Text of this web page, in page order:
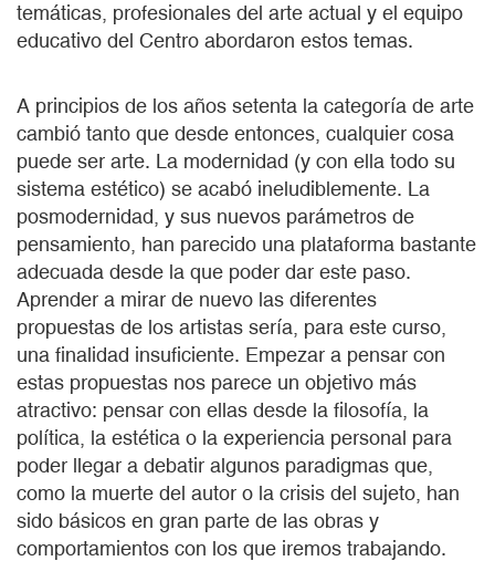
temáticas, profesionales del arte actual y el equipo
educativo del Centro abordaron estos temas.
A principios de los años setenta la categoría de arte
cambió tanto que desde entonces, cualquier cosa
puede ser arte. La modernidad (y con ella todo su
sistema estético) se acabó ineludiblemente. La
posmodernidad, y sus nuevos parámetros de
pensamiento, han parecido una plataforma bastante
adecuada desde la que poder dar este paso.
Aprender a mirar de nuevo las diferentes
propuestas de los artistas sería, para este curso,
una finalidad insuficiente. Empezar a pensar con
estas propuestas nos parece un objetivo más
atractivo: pensar con ellas desde la filosofía, la
política, la estética o la experiencia personal para
poder llegar a debatir algunos paradigmas que,
como la muerte del autor o la crisis del sujeto, han
sido básicos en gran parte de las obras y
comportamientos con los que iremos trabajando.